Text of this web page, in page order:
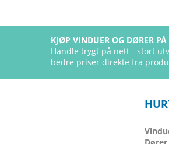
KJØP VINDUER OG DØRER PÅ
Handle trygt på nett - stort
bedre priser direkte fra